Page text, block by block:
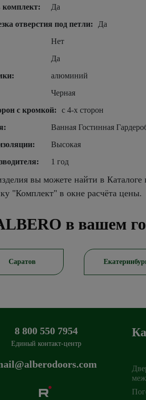
комплект:
Да
отверстия под петли:
Да
Нет
Да
алюминий
Черная
с кромкой:
с 4-х сторон
Ванная Гостинная
Высокая
1 год
вы можете найти в
"Комплект" в окне расчёта цены.
в вашем
Екатеринбург
8 800 550 7954
Единый контакт-центр